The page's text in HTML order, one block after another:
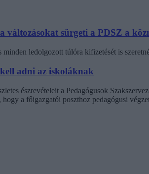
sürgeti a PDSZ a
ledolgozott túlóra kifizetését is
kell adni az iskoláknak
észrevételeit a Pedagógusok
a főigazgatói poszthoz pedagógusi